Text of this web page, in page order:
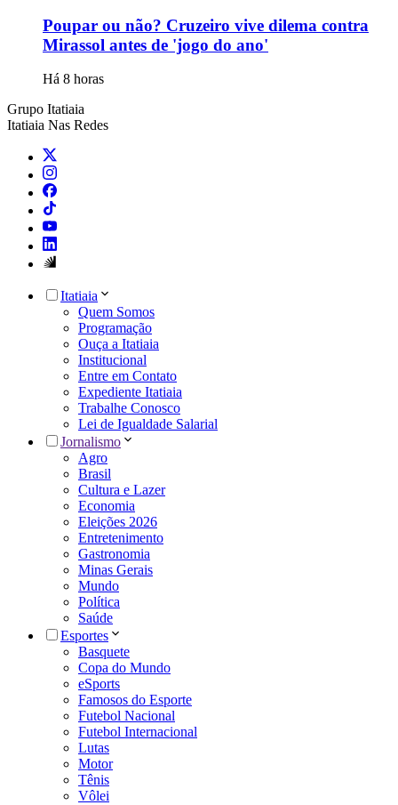
Poupar ou não? Cruzeiro vive dilema contra
Mirassol antes de 'jogo do ano'
Há 8 horas
Grupo Itatiaia
Itatiaia Nas Redes
Itatiaia
Quem Somos
Programação
Ouça a Itatiaia
Institucional
Entre em Contato
Expediente Itatiaia
Trabalhe Conosco
Lei de Igualdade Salarial
Jornalismo
Agro
Brasil
Cultura e Lazer
Economia
Eleições 2026
Entretenimento
Gastronomia
Minas Gerais
Mundo
Política
Saúde
Esportes
Basquete
Copa do Mundo
eSports
Famosos do Esporte
Futebol Nacional
Futebol Internacional
Lutas
Motor
Tênis
Vôlei